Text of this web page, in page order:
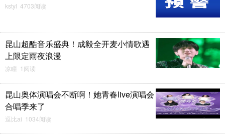
拆南墙
17 悠悠698 16
kstyl 4703阅读
昆山超酷音乐盛典！成毅全开麦小情歌遇
上限定雨夜浪漫
凉瞳 1阅读
昆山奥体演唱会不断啊！她青春live演唱会
合唱季来了
逗比ai 1034阅读